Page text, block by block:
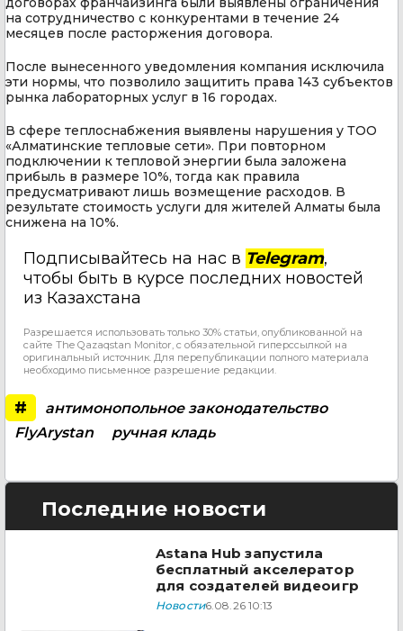
на сотрудничество с конкурентами в течение 24
месяцев после расторжения договора.
После вынесенного уведомления компания исключила
эти нормы, что позволило защитить права 143 субъектов
рынка лабораторных услуг в 16 городах.
В сфере теплоснабжения выявлены нарушения у ТОО
«Алматинские тепловые сети». При повторном
подключении к тепловой энергии была заложена
прибыль в размере 10%, тогда как правила
предусматривают лишь возмещение расходов. В
результате стоимость услуги для жителей Алматы была
снижена на 10%.
Подписывайтесь на нас в Telegram,
чтобы быть в курсе последних новостей
из Казахстана
Разрешается использовать только 30% статьи, опубликованной на
сайте The Qazaqstan Monitor, с обязательной гиперссылкой на
оригинальный источник. Для перепубликации полного материала
необходимо письменное разрешение редакции.
#
антимонопольное законодательство
FlyArystan
ручная кладь
Последние новости
Astana Hub запустила
бесплатный акселератор
для создателей видеоигр
Новости6.08.26 10:13